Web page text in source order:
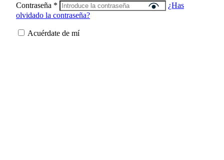
Contraseña *
¿Has
olvidado la contraseña?
Acuérdate de mí